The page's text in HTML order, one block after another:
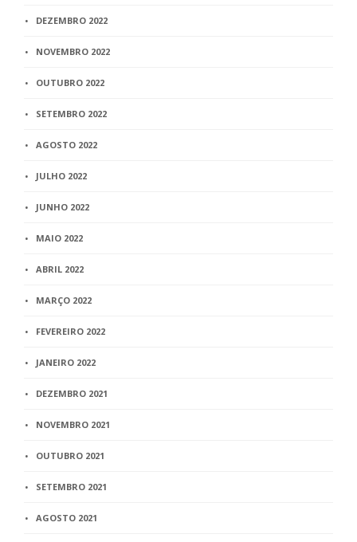
DEZEMBRO 2022
NOVEMBRO 2022
OUTUBRO 2022
SETEMBRO 2022
AGOSTO 2022
JULHO 2022
JUNHO 2022
MAIO 2022
ABRIL 2022
MARÇO 2022
FEVEREIRO 2022
JANEIRO 2022
DEZEMBRO 2021
NOVEMBRO 2021
OUTUBRO 2021
SETEMBRO 2021
AGOSTO 2021